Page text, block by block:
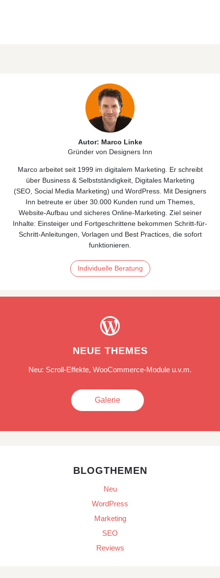
Autor: Marco Linke
Gründer von Designers Inn
Marco arbeitet seit 1999 im digitalem Marketing. Er schreibt
über Business & Selbstständigkeit, Digitales Marketing
(SEO Social Media Marketing) und WordPress . Mit Designers
Inn betreute er über 30.000 Kunden rund um Themes,
Website‑Aufbau und sicheres Online‑Marketing. Ziel seiner
Inhalte: Einsteiger und Fortgeschrittene bekommen Schritt-für-
Schritt-Anleitungen, Vorlagen und Best Practices, die sofort
funktionieren.
Individuelle Beratung

NEUE THEMES
Neu: Scroll-Effekte, WooCommerce-Module u.v.m.
Galerie
BLOGTHEMEN
Neu
WordPress
Marketing
SEO
Reviews